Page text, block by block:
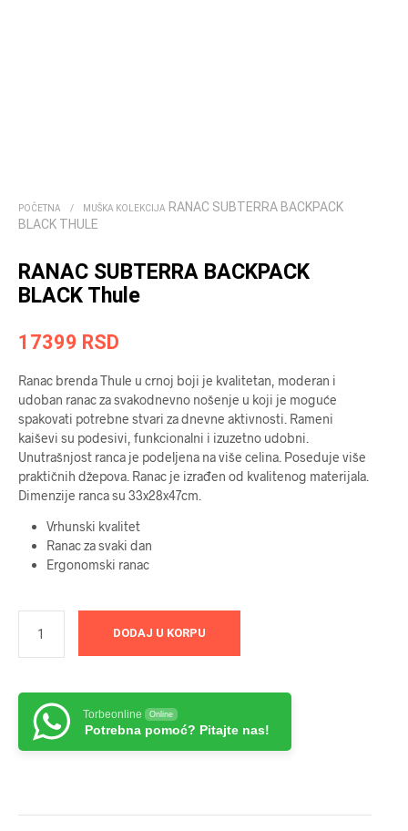
POČETNA / MUŠKA KOLEKCIJA RANAC SUBTERRA BACKPACK
BLACK THULE
RANAC SUBTERRA BACKPACK
BLACK Thule
17399 RSD
Ranac brenda Thule u crnoj boji je kvalitetan, moderan i
udoban ranac za svakodnevno nošenje u koji je moguće
spakovati potrebne stvari za dnevne aktivnosti. Rameni
kaiševi su podesivi, funkcionalni i izuzetno udobni.
Unutrašnjost ranca je podeljena na više celina. Poseduje više
praktičnih džepova. Ranac je izrađen od kvalitenog materijala.
Dimenzije ranca su 33x28x47cm.
Vrhunski kvalitet
Ranac za svaki dan
Ergonomski ranac
DODAJ U KORPU
Torbeonline Online
Potrebna pomoć? Pitajte nas!